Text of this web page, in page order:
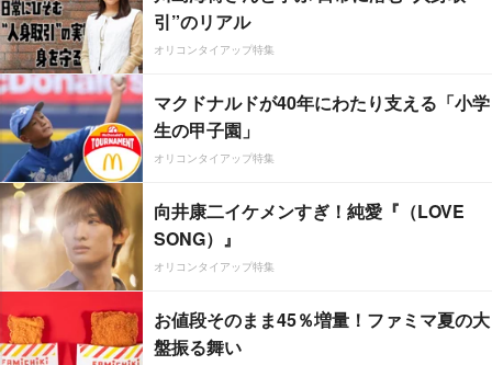
引”のリアル
オリコンタイアップ特集
マクドナルドが40年にわたり支える「小学
生の甲子園」
オリコンタイアップ特集
向井康二イケメンすぎ！純愛『（LOVE
SONG）』
オリコンタイアップ特集
お値段そのまま45％増量！ファミマ夏の大
盤振る舞い